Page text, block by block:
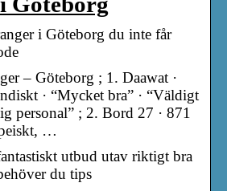
i Göteborg du inte får
– Göteborg ; 1. Daawat ·
· “Mycket bra” · “Väldigt
personal” ; 2. Bord 27 · 871
…
utbud utav riktigt bra
du tips